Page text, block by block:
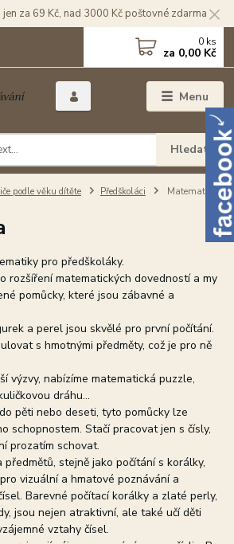
za 69 Kč, nad 3000 Kč poštovné zdarma
Menu
Hledat
0 ks
za 0,00 Kč
podle věku dítěte Předškoláci Matematika
pro předškoláky.
rozšíření matematických dovedností a my
pomůcky, které jsou zábavné a
a perel jsou skvělé pro první počítání.
s hmotnými předměty, což je pro ně
výzvy, nabízíme matematická puzzle,
dráhu...
pěti nebo deseti, tyto pomůcky lze
schopnostem. Stačí pracovat jen s čísly,
prozatím schovat.
stejně jako počítání s korálky,
vizuální a hmatové poznávání a
Barevné počítací korálky a zlaté perly,
jsou nejen atraktivní, ale také učí děti
vztahy čísel.